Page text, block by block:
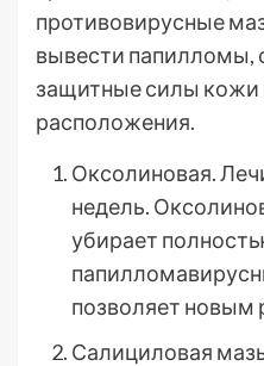
противовирусные
вывести папилломы,
защитные силы кожи
расположения.
Оксолиновая.
недель.
убирает
позволяет новым
Салициловая